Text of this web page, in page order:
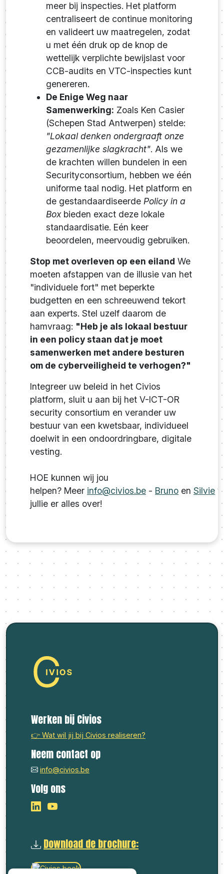
meer bij inspecties. Het platform
centraliseert de continue monitoring
en valideert uw maatregelen, zodat
u met één druk op de knop de
wettelijk verplichte bewijslast voor
CCB-audits en VTC-inspecties kunt
genereren.
De Enige Weg naar
Samenwerking: Zoals Ken Casier
(Schepen Stad Antwerpen) stelde:
"Lokaal denken ondergraaft onze
gezamenlijke slagkracht". Als we
de krachten willen bundelen in een
Securityconsortium, hebben we één
uniforme taal nodig. Het platform en
de gestandaardiseerde Policy in a
Boxbieden exact deze lokale
standaardisatie. Eén keer
beoordelen, meervoudig gebruiken.
Stop met overleven op een eiland We
moeten afstappen van de illusie van het
"individuele fort" met beperkte
budgetten en een schreeuwend tekort
aan experts. Stel uzelf daarom de
hamvraag: "Heb je als lokaal bestuur
in een policy staan dat je moet
samenwerken met andere besturen
om de cyberveiligheid te verhogen?"
Integreer uw beleid in het Civios
platform, sluit u aan bij het V-ICT-OR
security consortium en verander uw
bestuur van een kwetsbaar, individueel
doelwit in een ondoordringbare, digitale
vesting.
HOE kunnen wij jou
helpen? Meer info@civios.be - Bruno en Silvie
jullie er alles over!
Werken bij Civios
👉 Wat wil jij bij Civios realiseren?
Neem contact op
info@civios.be
Volg ons
Download de brochure: